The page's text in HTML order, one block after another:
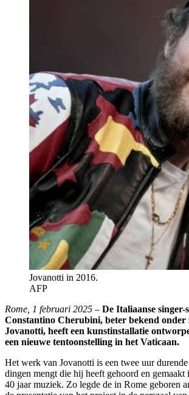
Jovanotti in 2016.
AFP
Rome, 1 februari 2025 – De Italiaanse
Constantino Cherubini, beter bekend onder
Jovanotti, heeft een kunstinstallatie
een nieuwe tentoonstelling in het Vaticaan.
Het werk van Jovanotti is een twee uur
dingen mengt die hij heeft gehoord en gemaakt
40 jaar muziek. Zo legde de in Rome geboren